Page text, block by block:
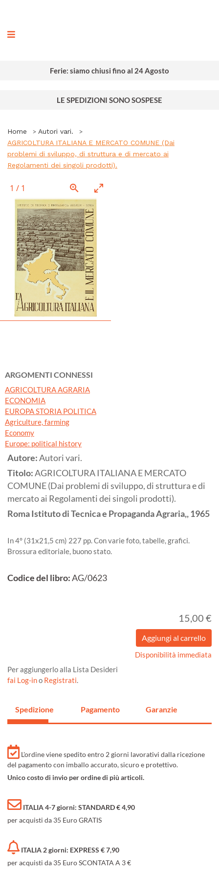
Ferie: siamo chiusi fino al 24 Agosto
LE SPEDIZIONI SONO SOSPESE
Home
Autori vari.
AGRICOLTURA ITALIANA E MERCATO COMUNE (Dai
problemi di sviluppo, di struttura e di mercato ai
Regolamenti dei singoli prodotti).
1 / 1
ARGOMENTI CONNESSI
AGRICOLTURA AGRARIA
ECONOMIA
EUROPA STORIA POLITICA
Agriculture, farming
Economy
Europe: political history
Autore:Autori vari.
Titolo:AGRICOLTURA ITALIANA E MERCATO
COMUNE (Dai problemi di sviluppo, di struttura e di
mercato ai Regolamenti dei singoli prodotti).
RomaIstituto di Tecnica e Propaganda Agraria,,1965
In 4° (31x21,5 cm) 227 pp. Con varie foto, tabelle, grafici.
Brossura editoriale, buono stato.
Codice del libro:AG/0623
15,00 €
Disponibilità immediata
Per aggiungerlo alla Lista Desideri
fai Log-ino Registrati.
Spedizione Pagamento Garanzie
L'ordine viene spedito entro 2 giorni lavorativi dalla ricezione
del pagamento con imballo accurato, sicuro e protettivo.
Unico costo di invio per ordine di più articoli.
ITALIA 4-7 giorni: STANDARD € 4,90
per acquisti da 35 Euro GRATIS
ITALIA 2 giorni: EXPRESS € 7,90
per acquisti da 35 Euro SCONTATA A 3 €